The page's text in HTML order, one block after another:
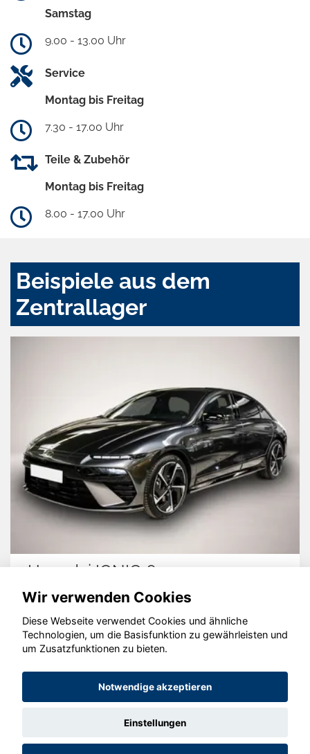
Samstag
9.00 - 13.00 Uhr
Service
Montag bis Freitag
7.30 - 17.00 Uhr
Teile & Zubehör
Montag bis Freitag
8.00 - 17.00 Uhr
Beispiele aus dem
Zentrallager
Hyundai IONIQ 6
© konjunkturmotor.de GmbH 2020 - 2026
Wir verwenden Cookies
Diese Webseite verwendet Cookies und ähnliche
Technologien, um die Basisfunktion zu gewährleisten und
um Zusatzfunktionen zu bieten.
Notwendige akzeptieren
Einstellungen